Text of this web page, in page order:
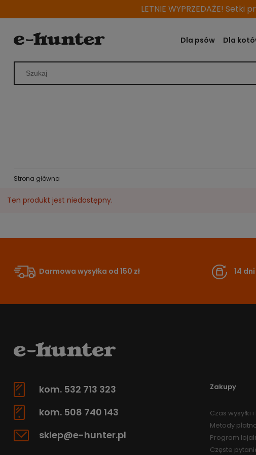
LETNIE WYPRZEDAŻE!
Dla psów Dla
Strona główna
Ten produkt jest niedostępny.
Darmowa wysyłka od 150 zł 14
kom. 532 713 323
kom. 508 740 143
sklep@e-hunter.pl
Zakupy
Czas wysyłki
Metody
Program
Częste